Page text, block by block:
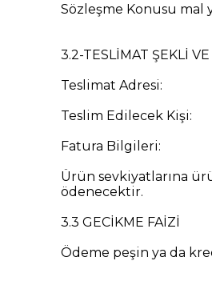
Sözleşme Konusu mal
3.2-TESLİMAT ŞEKLİ
Teslimat Adresi:
Teslim Edilecek Kişi:
Fatura Bilgileri:
Ürün sevkiyatlarına
ödenecektir.
3.3 GECİKME FAİZİ
Ödeme peşin ya da